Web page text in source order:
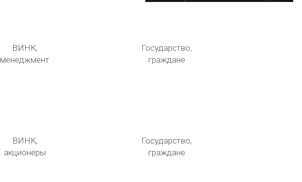
ВИНК,
менеджмент
Государство,
граждане
ВИНК,
акционеры
Государство,
граждане